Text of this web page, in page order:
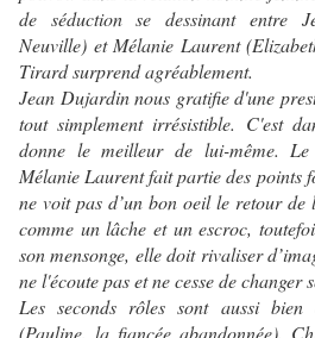
de séduction se dessinant entre
Neuville) et Mélanie Laurent
Tirard surprend agréablement.
Jean Dujardin nous gratifie d'une
tout simplement irrésistible. C'est
donne le meilleur de lui-même.
Mélanie Laurent fait partie des points
ne voit pas d’un bon oeil le retour de
comme un lâche et un escroc,
son mensonge, elle doit rivaliser
ne l'écoute pas et ne cesse de changer
Les seconds rôles sont aussi bien
(Pauline, la fiancée abandonnée),